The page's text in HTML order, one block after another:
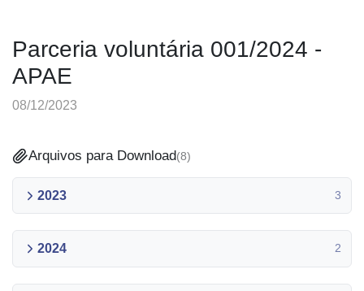
Parceria voluntária 001/2024 -
APAE
08/12/2023
Arquivos para Download(8)
2023 3
2024 2